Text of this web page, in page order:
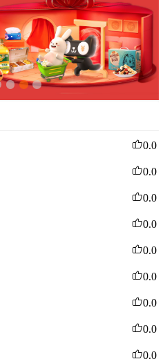
0.0
0.0
0.0
0.0
0.0
0.0
0.0
0.0
0.0